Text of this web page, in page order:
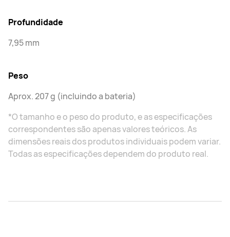
Profundidade
7,95 mm
Peso
Aprox. 207 g (incluindo a bateria)
*O tamanho e o peso do produto, e as especificações
correspondentes são apenas valores teóricos. As
dimensões reais dos produtos individuais podem variar.
Todas as especificações dependem do produto real.